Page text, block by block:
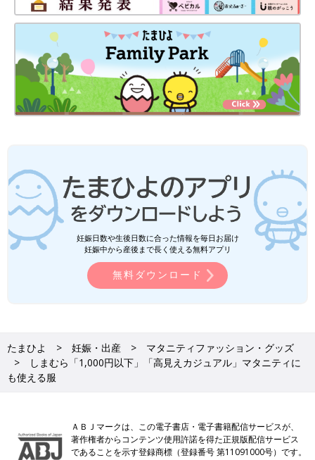
妊娠日数や生後日数に合った情報を毎日お届け
妊娠中から産後まで長く使える無料アプリ
無料ダウンロード
たまひよ 妊娠・出産
マタニティファッション・グッズ
しまむら「1,000円以下」「高見えカジュアル」マタニティに
も使える服
ＡＢＪマークは、この電子書店・電子書籍配信サービスが、
著作権者からコンテンツ使用許諾を得た正規版配信サービス
であることを示す登録商標（登録番号 第11091000号）です。